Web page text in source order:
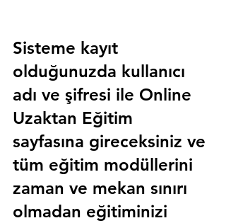
Sisteme kayıt
olduğunuzda kullanıcı
adı ve şifresi ile Online
Uzaktan Eğitim
sayfasına gireceksiniz ve
tüm eğitim modüllerini
zaman ve mekan sınırı
olmadan eğitiminizi